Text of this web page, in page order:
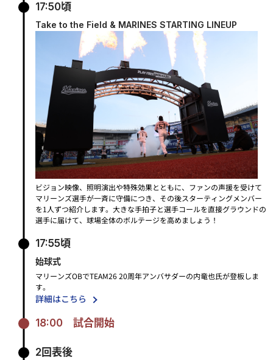
17:50頃
Take to the Field & MARINES STARTING LINEUP
ビジョン映像、照明演出や特殊効果とともに、ファンの声援を受けて
マリーンズ選手が一斉に守備につき、その後スターティングメンバー
を1人ずつ紹介します。 大きな手拍子と選手コールを直接グラウンドの
選手に届けて、球場全体のボルテージを高めましょう！
17:55頃
始球式
マリーンズOBでTEAM26 20周年アンバサダーの内竜也氏が登板しま
す。
詳細はこちら
18:00
試合開始
2回表後